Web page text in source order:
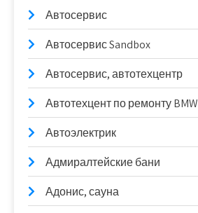
Автосервис
Автосервис Sandbox
Автосервис, автотехцентр
Автотехцент по ремонту BMW
Автоэлектрик
Адмиралтейские бани
Адонис, сауна